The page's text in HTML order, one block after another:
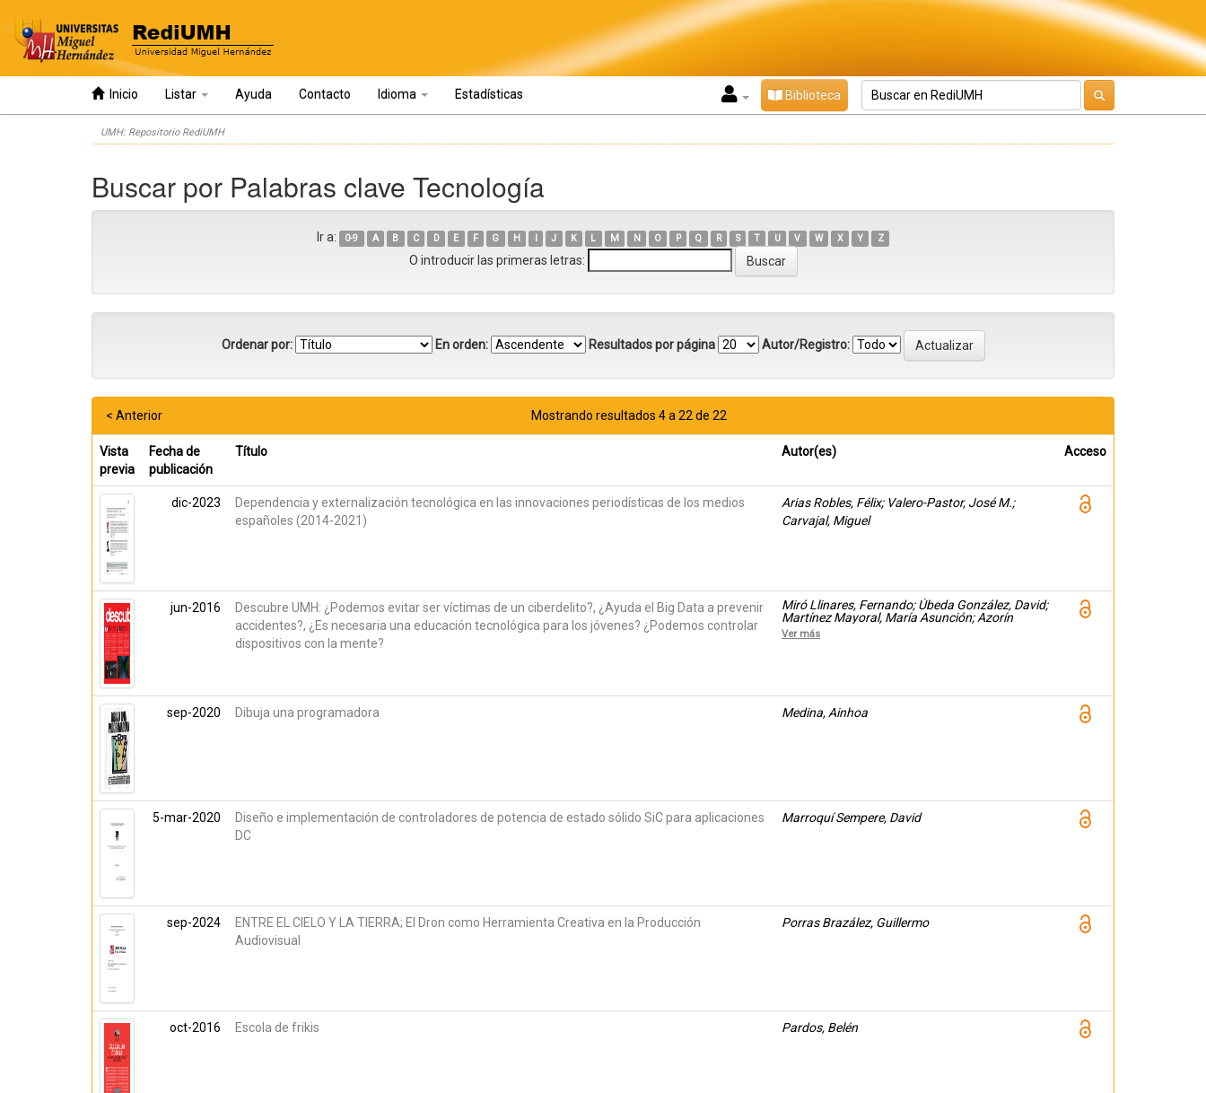
Inicio Listar Ayuda Contacto Idioma Estadísticas Biblioteca
UMH: Repositorio RediUMH
Buscar por Palabras clave Tecnología
Ir a: 0-9 A B C D E F G H I J K L M N O P Q R S T U V W X Y Z
O introducir las primeras letras:
Ordenar por: En orden: Resultados por página Autor/Registro:
Mostrando resultados 4 a 22 de 22
< Anterior
Vista
previa
Fecha de
publicación
Título Autor(es) Acceso
dic-2023
Dependencia y externalización tecnológica en las innovaciones periodísticas de los medios
españoles (2014-2021)
Arias Robles, Félix; Valero-Pastor, José M.;
Carvajal, Miguel
jun-2016
Descubre UMH: ¿Podemos evitar ser víctimas de un ciberdelito?, ¿Ayuda el Big Data a prevenir
accidentes?, ¿Es necesaria una educación tecnológica para los jóvenes? ¿Podemos controlar
dispositivos con la mente?
Miró Llinares, Fernando; Úbeda González, David;
Martínez Mayoral, María Asunción; Azorín
Poveda, José María
Ver más
sep-2020 Dibuja una programadora Medina, Ainhoa
5-mar-2020
Diseño e implementación de controladores de potencia de estado sólido SiC para aplicaciones
DC
Marroquí Sempere, David
sep-2024
ENTRE EL CIELO Y LA TIERRA; El Dron como Herramienta Creativa en la Producción
Audiovisual
Porras Brazález, Guillermo
oct-2016 Escola de frikis Pardos, Belén